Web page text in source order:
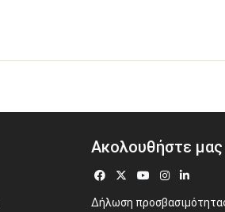
Ακολουθήστε μας
Δήλωση